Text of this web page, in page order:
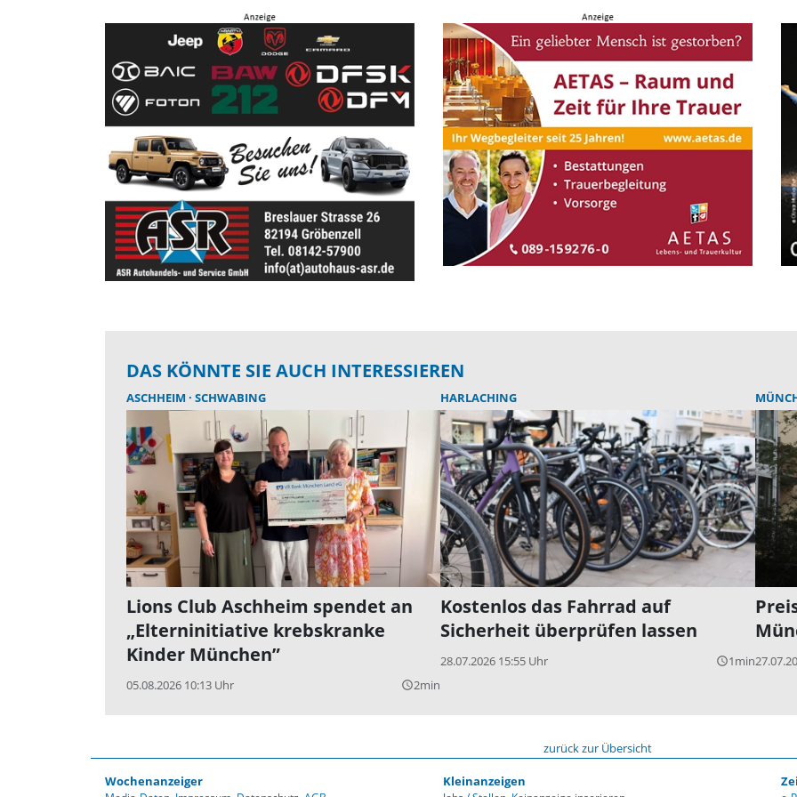
DAS KÖNNTE SIE AUCH INTERESSIEREN
ASCHHEIM SCHWABING
Lions Club Aschheim spendet an
„Elterninitiative krebskranke
Kinder München”
05.08.2026 10:13 Uhr query_builder2min
HARLACHING
Kostenlos das Fahrrad auf
Sicherheit überprüfen lassen
28.07.2026 15:55 Uhr query_builder1min
zurück zur Übersicht
Wochenanzeiger Kleinanzeigen